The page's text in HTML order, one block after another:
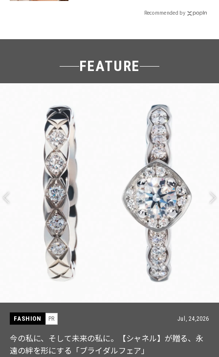
Recommended by
FEATURE
FASHION PR Jul, 15,2026
【ICB】人気インフルエンサーと共同制作! 週5で着たく
なる「名品ブラウス」２選